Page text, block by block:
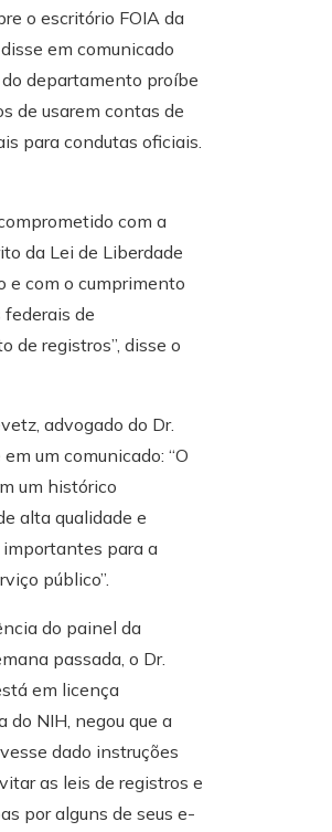
o escritório FOIA da
em comunicado
departamento proíbe
de usarem contas de
para condutas oficiais.
com a
da Lei de Liberdade
e com o cumprimento
federais de
de registros”, disse o
advogado do Dr.
um comunicado: “O
um histórico
alta qualidade e
para a
público”.
do painel da
passada, o Dr.
em licença
do NIH, negou que a
dado instruções
as leis de registros e
por alguns de seus e-